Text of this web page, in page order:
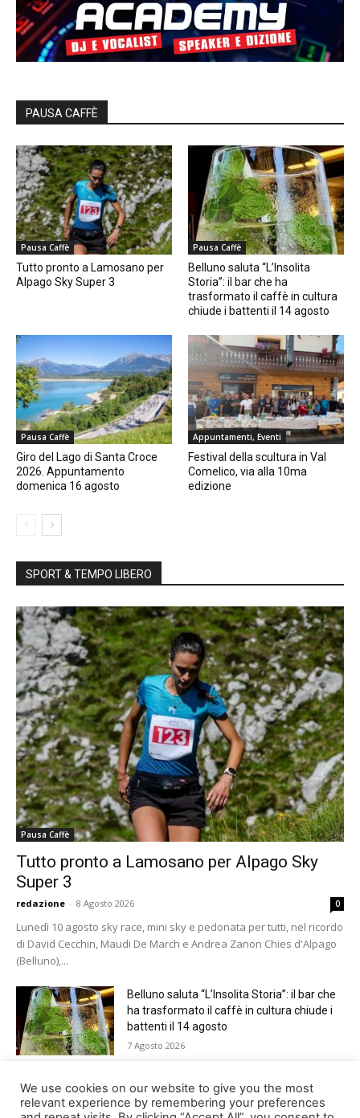
PAUSA CAFFÈ
Pausa Caffè
Tutto pronto a Lamosano per
Alpago Sky Super 3
Pausa Caffè
Belluno saluta “L’Insolita
Storia”: il bar che ha
trasformato il caffè in cultura
chiude i battenti il 14 agosto
Pausa Caffè
Giro del Lago di Santa Croce
2026. Appuntamento
domenica 16 agosto
Appuntamenti, Eventi
Festival della scultura in Val
Comelico, via alla 10ma
edizione
SPORT & TEMPO LIBERO
Pausa Caffè
Tutto pronto a Lamosano per Alpago Sky
Super 3
redazione - 8 Agosto 2026 0
Lunedì 10 agosto sky race, mini sky e pedonata per tutti, nel ricordo
di David Cecchin, Maudi De March e Andrea Zanon Chies d'Alpago
(Belluno),...
Belluno saluta “L’Insolita Storia”: il bar che
ha trasformato il caffè in cultura chiude i
battenti il 14 agosto
7 Agosto 2026
Giro del Lago di Santa Croce 2026.
Appuntamento domenica 16 agosto
We use cookies on our website to give you the most
relevant experience by remembering your preferences